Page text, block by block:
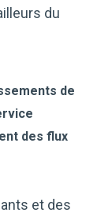
du
de
des flux
et des